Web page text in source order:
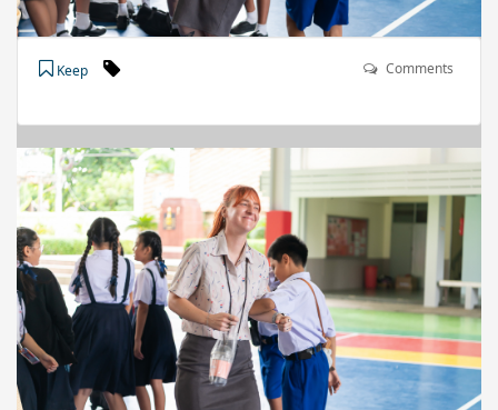
Keep Comments